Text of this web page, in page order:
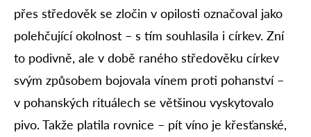
přes středověk se zločin v opilosti označoval jako
polehčující okolnost – s tím souhlasila i církev. Zní
to podivně, ale v době raného středověku církev
svým způsobem bojovala vínem proti pohanství –
v pohanských rituálech se většinou vyskytovalo
pivo. Takže platila rovnice – pít víno je křesťanské,